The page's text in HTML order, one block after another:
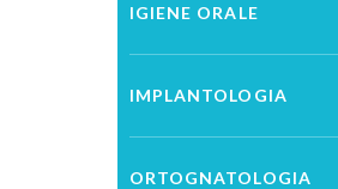
IGIENE ORALE
IMPLANTOLOGIA
ORTOGNATOLOGIA